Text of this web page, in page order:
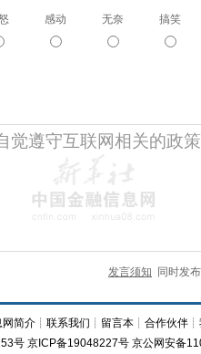
感动 无奈 搞笑
发言须知 同时发
网简介 ┊联系我们 ┊ 留言本 ┊合作伙伴 ┊
号 京ICP备19048227号 京公网安备